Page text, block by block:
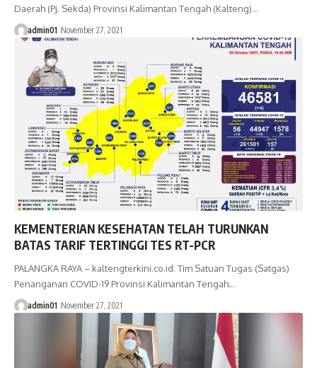
Daerah (Pj. Sekda) Provinsi Kalimantan Tengah (Kalteng)…
admin01 November 27, 2021
KEMENTERIAN KESEHATAN TELAH TURUNKAN
BATAS TARIF TERTINGGI TES RT-PCR
PALANGKA RAYA – kaltengterkini.co.id. Tim Satuan Tugas (Satgas)
Penanganan COVID-19 Provinsi Kalimantan Tengah…
admin01 November 27, 2021